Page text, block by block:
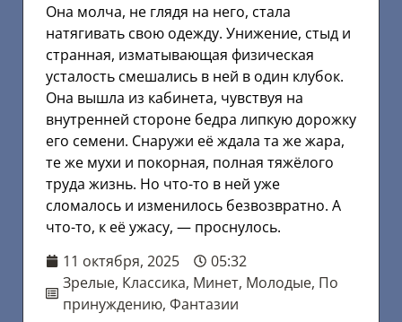
Она молча, не глядя на него, стала
натягивать свою одежду. Унижение, стыд и
странная, изматывающая физическая
усталость смешались в ней в один клубок.
Она вышла из кабинета, чувствуя на
внутренней стороне бедра липкую дорожку
его семени. Снаружи её ждала та же жара,
те же мухи и покорная, полная тяжёлого
труда жизнь. Но что-то в ней уже
сломалось и изменилось безвозвратно. А
что-то, к её ужасу, — проснулось.
11 октября, 2025
05:32
Зрелые, Классика, Минет, Молодые, По
принуждению, Фантазии